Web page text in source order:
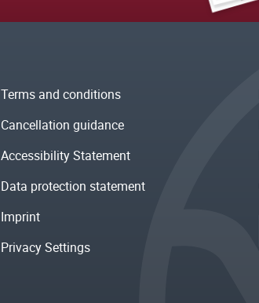
Terms and conditions
Cancellation guidance
Accessibility Statement
Data protection statement
Imprint
Privacy Settings